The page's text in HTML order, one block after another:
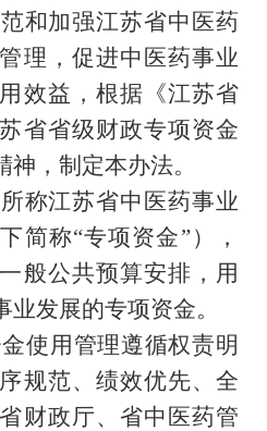
和加强江苏省中医药
理，促进中医药事业
效益，根据 《江苏省
苏省省级财政专项资金
神，制定本办法。
称江苏省中医药事业
简称“专项资金”），
般公共预算安排，用
发展的专项资金。
使用 管理遵循权责明
规范、绩效优先、全
财政厅、省中医药管